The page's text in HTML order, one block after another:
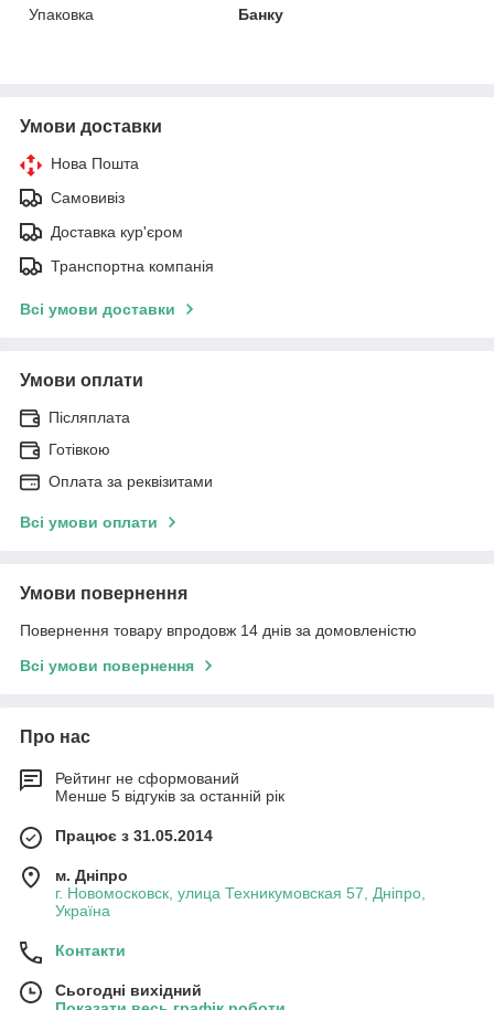
Упаковка
Банку
Умови доставки
Нова Пошта
Самовивіз
Доставка кур'єром
Транспортна компанія
Всі умови доставки
Умови оплати
Післяплата
Готівкою
Оплата за реквізитами
Всі умови оплати
Умови повернення
Повернення товару впродовж 14 днів за домовленістю
Всі умови повернення
Про нас
Рейтинг не сформований
Менше 5 відгуків за останній рік
Працює з 31.05.2014
м. Дніпро
г. Новомосковск, улица Техникумовская 57, Дніпро,
Україна
Контакти
Сьогодні вихідний